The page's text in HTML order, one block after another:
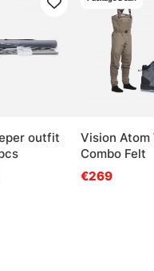
outfit
Vision Atom
Combo Felt
€269